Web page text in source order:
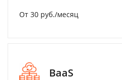
От 30 руб./месяц
BaaS